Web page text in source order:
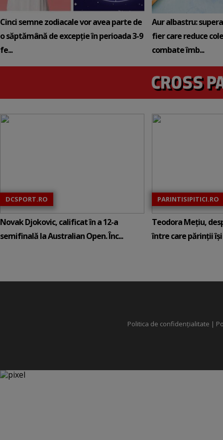
Cinci semne zodiacale vor avea parte de
o săptămână de excepție în perioada 3-9
fe...
Aur albastru:
fier care reduce
combate îmb...
DCSPORT.RO
Novak Djokovic, calificat în a 12-a
semifinală la Australian Open. Înc...
PARINTISIPITICI.RO
Teodora Mețiu,
între care părinții își
Politica de confidențialitate |